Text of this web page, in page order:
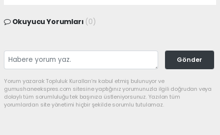
Okuyucu Yorumları (0)
Gönder
Yorum yazarak Topluluk Kuralları’nı kabul etmiş bulunuyor ve
gumushaneekspres.com sitesine yaptığınız yorumunuzla ilgili doğrudan veya
dolaylı tüm sorumluluğu tek başınıza üstleniyorsunuz. Yazılan tüm
yorumlardan site yönetimi hiçbir şekilde sorumlu tutulamaz.